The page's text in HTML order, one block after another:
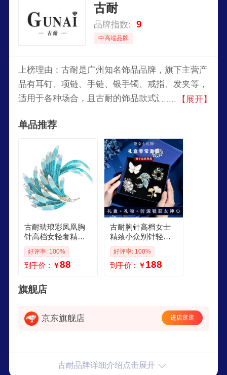
古耐
品牌指数: 9
中高端品牌
上榜理由：古耐是广州知名饰品品牌，旗下主营产
品有耳钉、项链、手链、银手镯、戒指、发夹等，
适用于各种场合，且古耐的饰品款式设计新颖，凸
【展开】
单品推荐
古耐珐琅彩凤凰胸
针高档女轻奢精致
小众别针生日礼物
女生高级感送女友
珐琅蓝羽凤凰胸针
好评率: 100%
到手价： ￥88
古耐胸针高档女士
精致小众别针轻奢
品牌胸花丝巾扣环
配饰生日礼物女生
珐琅高档胸针精美
好评率: 100%
到手价： ￥188
旗舰店
京东旗舰店 进店逛逛
古耐品牌详细介绍点击展开